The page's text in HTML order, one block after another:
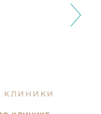
КЛИНИКИ